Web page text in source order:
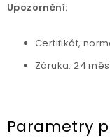
Upozornění:
Certifikát,
Záruka: 24
Parametry